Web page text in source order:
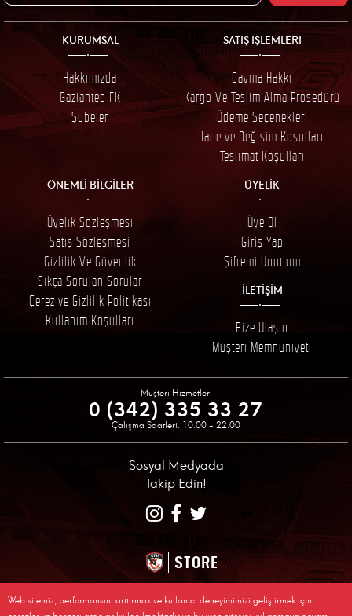
KURUMSAL
Hakkımızda
Gaziantep FK
Şubeler
SATIŞ İŞLEMLERİ
Cayma Hakkı
Kargo Ve Teslim Alma Prosedürü
Ödeme Seçenekleri
İade ve Değişim Koşulları
Teslimat Koşulları
ÖNEMLİ BİLGİLER
Üyelik Sözleşmesi
Satış Sözleşmesi
Gizlilik Ve Güvenlik
Sıkça Sorulan Sorular
Çerez ve Gizlilik Politikası
Kullanım Koşulları
ÜYELİK
Üye Ol
Giriş Yap
Şifremi Unuttum
İLETİŞİM
Bize Ulaşın
Müşteri Memnuniyeti
Müşteri Hizmetleri
0 (342) 335 33 27
Çalışma Saatleri: 10:00 - 22:00
Sosyal Medyada
Takip Edin!
STORE
Tüm Sakları Saklıdır, Kopyalanamaz.
Web sitemiz, performansını arttırmak ve kullanıcı deneyimimizi geliştirmek için